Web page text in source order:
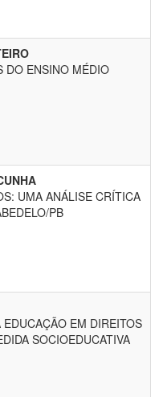
DO ENSINO MÉDIO
UMA ANÁLISE CRÍTICA
PB
EM DIREITOS
SOCIOEDUCATIVA